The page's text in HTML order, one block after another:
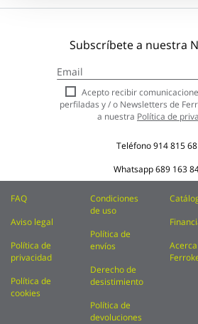
Subscríbete a nuestra
a
nuestro
boletín
de
Acepto recibir
perfiladas y / o Newsletters de
a nuestra Política de
Teléfono914 815
Whatsapp689 163
FAQ
Aviso legal
Política de
privacidad
Política de
cookies
Condiciones
de uso
Política de
envíos
Derecho de
desistimiento
Política de
devoluciones